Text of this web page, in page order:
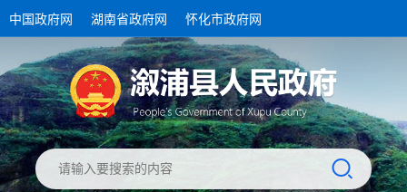
中国政府网 湖南省政府网 怀化市政府网